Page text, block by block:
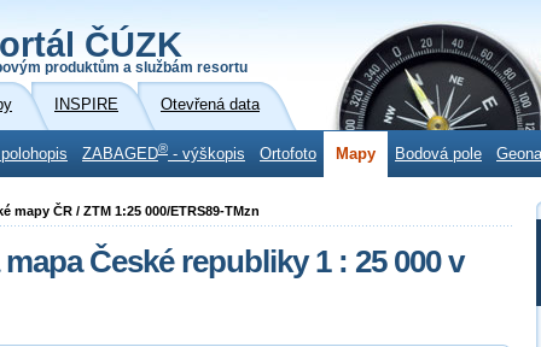
ČÚZK
produktům a službám resortu
INSPIRE Otevřená data
ZABAGED® - výškopis Ortofoto Mapy Bodová pole
mapy ČR / ZTM 1:25 000/ETRS89-TMzn
České republiky 1 : 25 000 v